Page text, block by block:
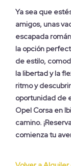
Ya sea que
amigos, unas
escapada
la opción
de estilo,
la libertad y la
ritmo y
oportunidad de
Opel Corsa en
camino.
comienza tu